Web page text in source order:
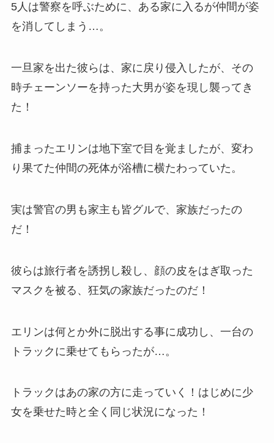
5人は警察を呼ぶために、ある家に入るが仲間が姿
を消してしまう…。
一旦家を出た彼らは、家に戻り侵入したが、その
時チェーンソーを持った大男が姿を現し襲ってき
た！
捕まったエリンは地下室で目を覚ましたが、変わ
り果てた仲間の死体が浴槽に横たわっていた。
実は警官の男も家主も皆グルで、家族だったの
だ！
彼らは旅行者を誘拐し殺し、顔の皮をはぎ取った
マスクを被る、狂気の家族だったのだ！
エリンは何とか外に脱出する事に成功し、一台の
トラックに乗せてもらったが…。
トラックはあの家の方に走っていく！はじめに少
女を乗せた時と全く同じ状況になった！